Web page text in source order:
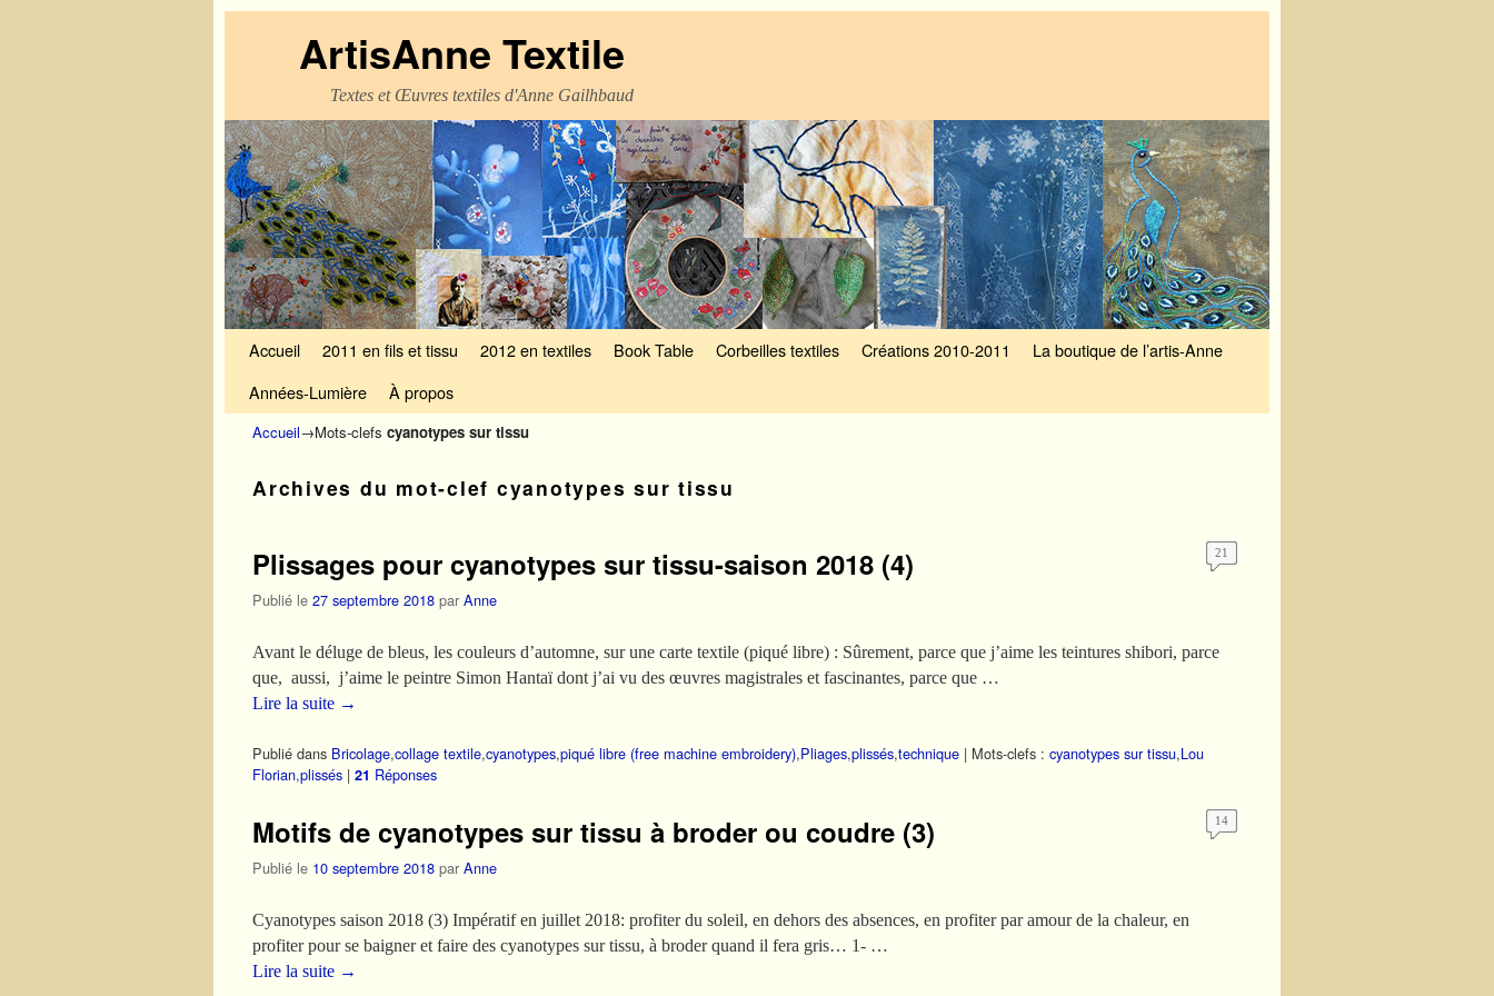
ArtisAnne Textile
Textes et Œuvres textiles d'Anne Gailhbaud
Accueil 2011 en fils et tissu 2012 en textiles Book Table Corbeilles textiles Créations 2010-2011
La boutique de l’artis-Anne
Années-Lumière
À propos
Accueil→Mots-clefs cyanotypes sur tissu
Archives du mot-clef cyanotypes sur tissu
Plissages pour cyanotypes sur tissu-saison 2018 (4)
Publié le 27 septembre 2018 par Anne
21
Avant le déluge de bleus, les couleurs d’automne, sur une carte textile (piqué libre) : Sûrement, parce que j’aime les teintures shibori, parce
que, aussi, j’aime le peintre Simon Hantaï dont j’ai vu des œuvres magistrales et fascinantes, parce que …
Lire la suite →
Publié dans Bricolage,collage textile,cyanotypes,piqué libre (free machine embroidery),Pliages,plissés,technique | Mots-clefs : cyanotypes sur tissu,Lou
Florian,plissés | 21 Réponses
Motifs de cyanotypes sur tissu à broder ou coudre (3)
Publié le 10 septembre 2018 par Anne
14
Cyanotypes saison 2018 (3) Impératif en juillet 2018: profiter du soleil, en dehors des absences, en profiter par amour de la chaleur, en
profiter pour se baigner et faire des cyanotypes sur tissu, à broder quand il fera gris… 1- …
Lire la suite →